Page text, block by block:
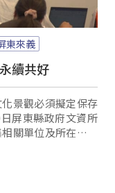
東來義
續共好
景觀必須擬定保存
屏東縣政府文資所
關單位及所在地來
觀與在地居民永續